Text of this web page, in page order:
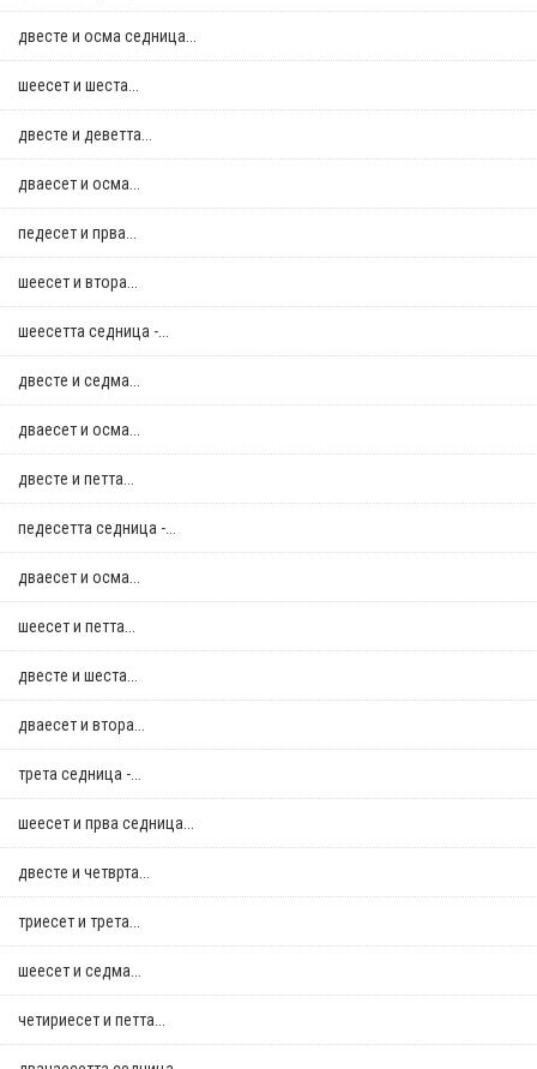
двестe и осма седница...
шеесет и шеста...
двестe и деветта...
дваесет и осма...
педесет и прва...
шеесет и втора...
шеесетта седница -...
двестe и седма...
дваесет и осма...
двестe и петта...
педесетта седница -...
дваесет и осма...
шеесет и петта...
двестe и шеста...
дваесет и втора...
трета седница -...
шеесет и прва седница...
двестe и четврта...
триесет и трета...
шеесет и седма...
четириесет и петта...